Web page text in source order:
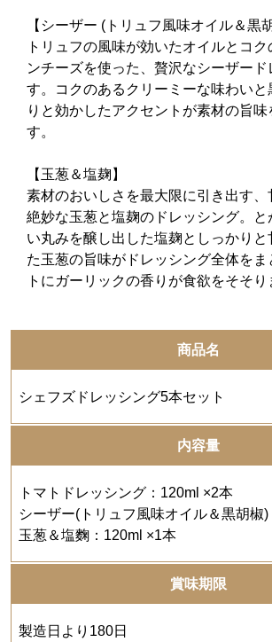
【シーザー (トリュフ風味オイル＆黒
トリュフの風味が効いたオイルとコ
ンチーズを使った、贅沢なシーザー
す。コクのあるクリーミーな味わい
りと効かしたアクセントが素材の旨味
す。
【玉葱＆塩麹】
素材のおいしさを最大限に引き出す
絶妙な玉葱と塩麹のドレッシング。と
い丸みを醸し出した塩麹としっかりと
た玉葱の旨味がドレッシング全体をま
トにガーリックの香りが食欲をそそり
商品名
シェフズドレッシング5本セット
内容量
トマトドレッシング：120ml ×2本
シーザー(トリュフ風味オイル＆黒胡椒
玉葱＆塩麴：120ml ×1本
賞味期限
製造日より180日